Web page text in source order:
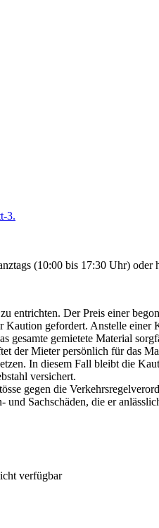
(10:00 bis 17:30 Uhr)
entrichten. Der Preis einer
gefordert. Anstelle einer
gesamte gemietete Material
der Mieter persönlich für das
In diesem Fall bleibt die
versichert.
gegen die
und Sachschäden, die er
verfügbar